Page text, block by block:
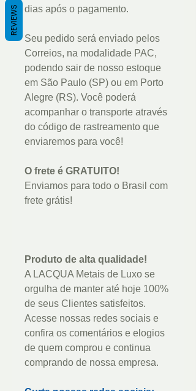
dias após o pagamento.
Seu pedido será enviado pelos
Correios, na modalidade PAC,
podendo sair de nosso estoque
em São Paulo (SP) ou em Porto
Alegre (RS). Você poderá
acompanhar o transporte através
do código de rastreamento que
enviaremos para você!
O frete é GRATUITO!
Enviamos para todo o Brasil com
frete grátis!
Produto de alta qualidade!
A LACQUA Metais de Luxo se
orgulha de manter até hoje 100%
de seus Clientes satisfeitos.
Acesse nossas redes sociais e
confira os comentários e elogios
de quem comprou e continua
comprando de nossa empresa.
REVIEWS